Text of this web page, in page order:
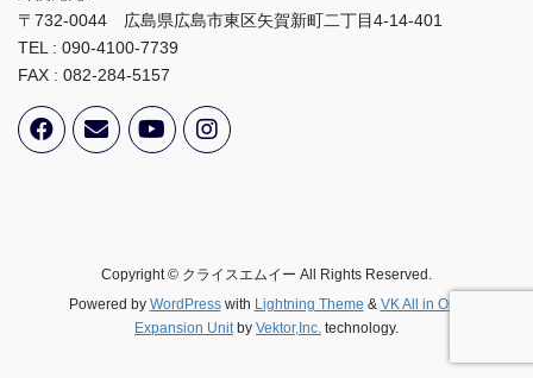
〒732-0044 広島県広島市東区矢賀新町二丁目4-14-401
TEL : 090-4100-7739
FAX : 082-284-5157
Copyright © クライスエムイー All Rights Reserved.
Powered by WordPresswith Lightning Theme & VK All in One
Expansion Unitby Vektor,Inc. technology.